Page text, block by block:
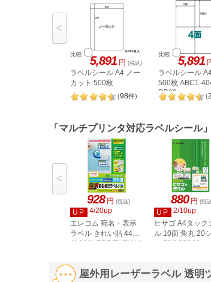
比較 5,891 円 (税込)
ラベルシール A4 ノー
カット 500枚
(98件)
比較 5,891
ラベルシール
500枚 ABC1-
RB09
(
<
「マルチプリンタ対応ラベルシール
928 円 (税込)
UP
4/20up
エレコム 宛名・表示
ラベル きれい貼 44面
付 20枚 EDT-TMEX44
880 円 (税
UP
2/10up
ヒサゴ A4タック
ル 10面 角丸 20シ
ト FSCOP868
<
屋外用レーザーラベル 透明